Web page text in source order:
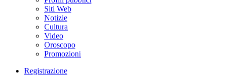
Siti Web
Notizie
Cultura
Video
Oroscopo
Promozioni
Registrazione